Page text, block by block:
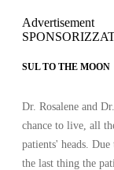
Advertisement
SUL TO THE MOON
Dr. Rosalene and
chance to live, all
patients' heads.
the last thing the